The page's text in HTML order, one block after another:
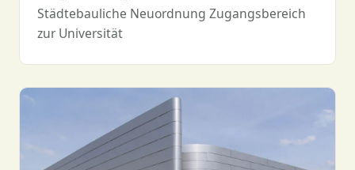
Städtebauliche Neuordnung Zugangsbereich
zur Universität